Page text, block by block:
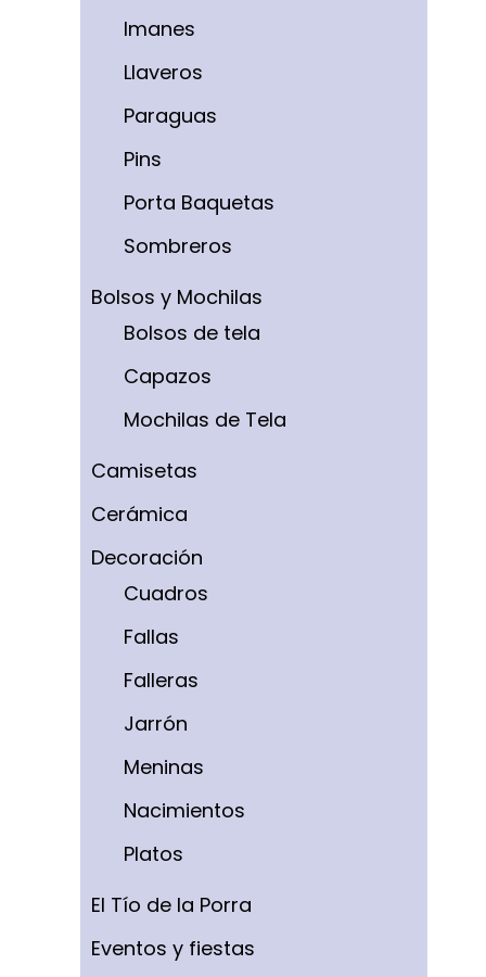
Imanes
Llaveros
Paraguas
Pins
Porta Baquetas
Sombreros
Bolsos y Mochilas
Bolsos de tela
Capazos
Mochilas de Tela
Camisetas
Cerámica
Decoración
Cuadros
Fallas
Falleras
Jarrón
Meninas
Nacimientos
Platos
El Tío de la Porra
Eventos y fiestas